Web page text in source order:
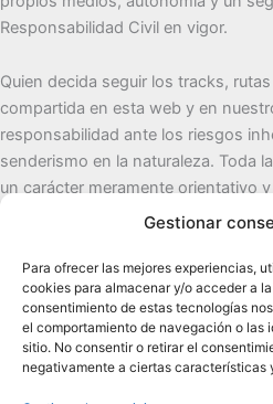
Gestionar
Para ofrecer las mejores experiencias,
cookies para almacenar y/o acceder a
consentimiento de estas tecnologías
el comportamiento de navegación o las
sitio. No consentir o retirar el
negativamente a ciertas características
Responsabilidad Civil en vigor.
Quien decida seguir los tracks,
compartida en esta web y en
responsabilidad ante los riesgos
senderismo en la naturaleza. Toda
un carácter meramente orientativo
Senderismo de autor, naturaleza y
Contacto: